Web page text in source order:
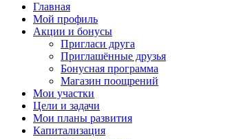
Главная
Мой профиль
Акции и бонусы
Пригласи друга
Приглашённые друзья
Бонусная программа
Магазин поощрений
Мои участки
Цели и задачи
Мои планы развития
Капитализация